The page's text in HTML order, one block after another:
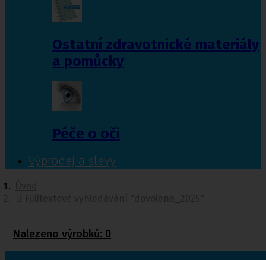
Ostatní zdravotnické materiály
a pomůcky
Péče o oči
Výprodej a slevy
Nalezeno výrobků: 0